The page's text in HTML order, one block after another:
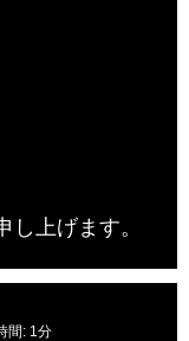
し上げます。
間: 1分